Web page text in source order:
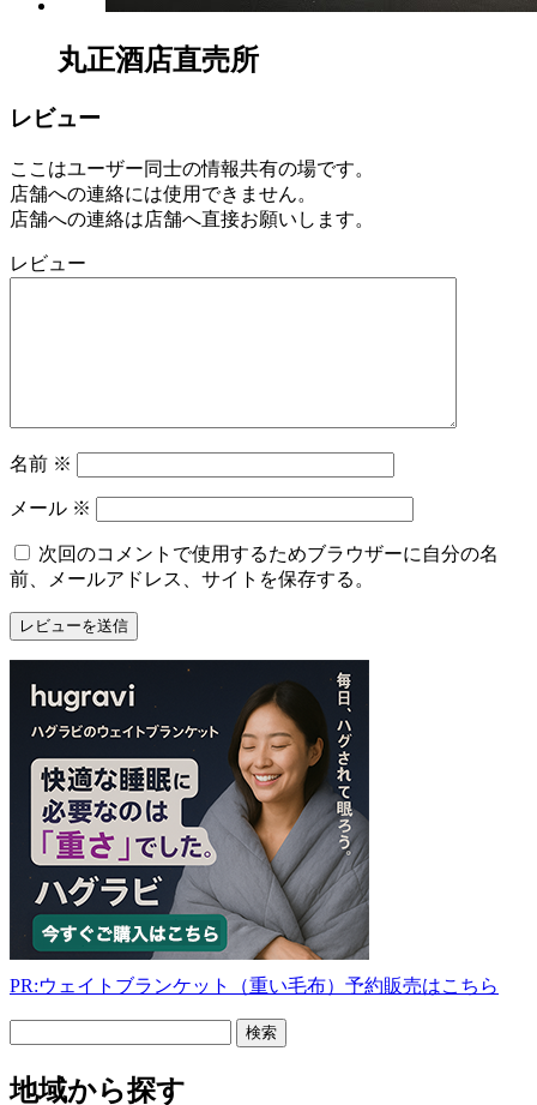
丸正酒店直売所
レビュー
ここはユーザー同士の情報共有の場です。
店舗への連絡には使用できません。
店舗への連絡は店舗へ直接お願いします。
レビュー
名前 ※
メール ※
次回のコメントで使用するためブラウザーに自分の名
前、メールアドレス、サイトを保存する。
PR:ウェイトブランケット（重い毛布）予約販売はこちら
ー
地域から探す